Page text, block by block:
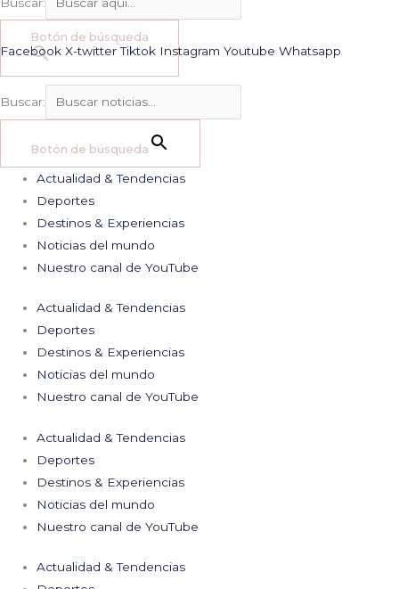
Botón de búsqueda
Facebook X-twitter Tiktok Instagram Youtube Whatsapp
Buscar:
Botón de búsqueda
Actualidad & Tendencias
Deportes
Destinos & Experiencias
Noticias del mundo
Nuestro canal de YouTube
Actualidad & Tendencias
Deportes
Destinos & Experiencias
Noticias del mundo
Nuestro canal de YouTube
Actualidad & Tendencias
Deportes
Destinos & Experiencias
Noticias del mundo
Nuestro canal de YouTube
Actualidad & Tendencias